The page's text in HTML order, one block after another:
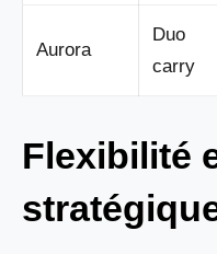
Aurora
Duo
carry
Flexibilité